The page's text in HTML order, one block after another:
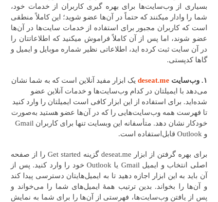
بسیاری از وب‌سایت‌ها برای بهره گیری کاربران از خدمات خود،
شما را وادار میکنند که حتماً در آن‌ها عضو شوید؛ این کاملاً منطقی
است که کاربران مجبور برای استفاده از خدمات سایت‌ها در آن‌ها
عضو شوند، اما پس‌ از آن کاملاً فراموش میکنید که اطلاعاتتان را
در آن سایت ثبت کرده اید، اطلاعاتی نظیر شماره موبایل و ایمیل و
گاها کدپستی.
۱. وب‌سایت deseat.me یک ابزار مفید آنلاین است که به شما نشان
می‌دهد با ایمیلتان در کدام وب‌سایت‌ها و خدمات آنلاین عضو
شده‌اید. برای استفاده از این ابزار کافی است ایمیلتان را وارد کنید
تا فهرست همه وب‌سایت‌هایی را که در آن‌ها عضو هستید به‌صورت
خودکار نشان دهد. متأسفانه این وبسایت تنها برای کاربران Gmail
و Outlook قابل‌استفاده است.
برای بهره گرفتن از ابزار deseat.me گزینه Get started را از صفحه
اصلی انتخاب و ایمیل Gmail یا Outlook خود را وارد کنید. پس‌ از
آن باید به این ابزار اجازه دهید تا به ایمیل‌هایتان دسترسی پیدا کند
و آن‌ها را بخواند. بدین ترتیب همهٔ ایمیل‌های شما را می‌خواند و
پس از یافتن وب‌سایت‌ها، فهرستی از آن‌ها را برای شما به نمایش